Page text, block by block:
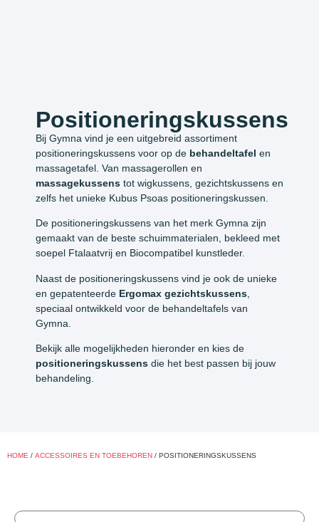
Positioneringskussens
Bij Gymna vind je een uitgebreid assortiment
positioneringskussens voor op de behandeltafel en
massagetafel. Van massagerollen en
massagekussens tot wigkussens, gezichtskussens en
zelfs het unieke Kubus Psoas positioneringskussen.
De positioneringskussens van het merk Gymna zijn
gemaakt van de beste schuimmaterialen, bekleed met
soepel Ftalaatvrij en Biocompatibel kunstleder.
Naast de positioneringskussens vind je ook de unieke
en gepatenteerde Ergomax gezichtskussens
speciaal ontwikkeld voor de behandeltafels van
Gymna.
Bekijk alle mogelijkheden hieronder en kies de
positioneringskussens die het best passen bij jouw
behandeling.
HOME / ACCESSOIRES EN TOEBEHOREN / POSITIONERINGSKUSSENS